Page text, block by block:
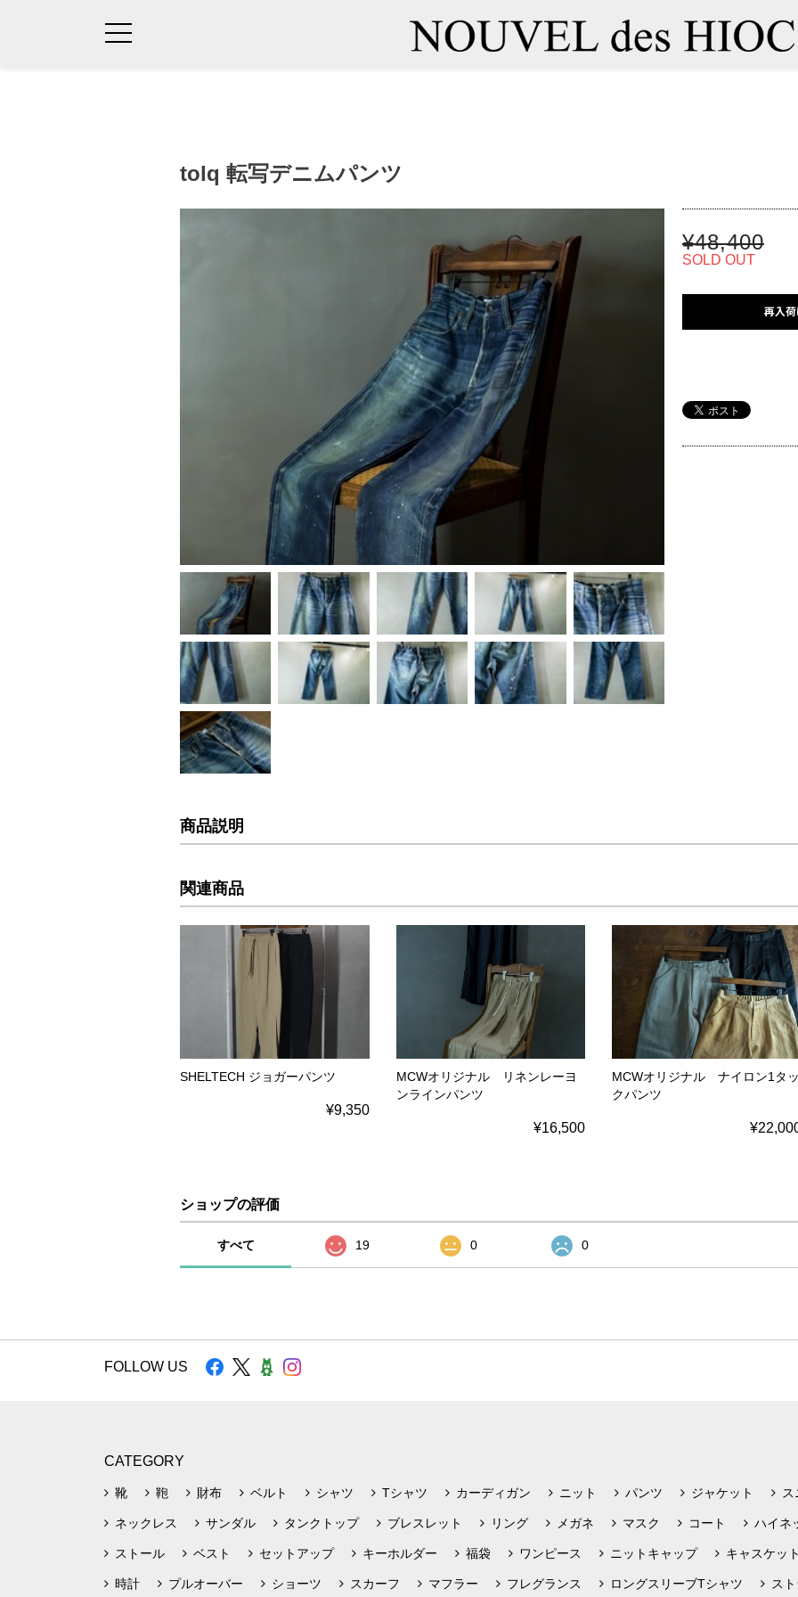
tolq 転写デニムパンツ
¥48,400
SOLD OUT
再入
商品説明
関連商品
SHELTECH ジョガーパンツ
¥9,350
MCWオリジナル リネンレーヨ
ンラインパンツ
¥16,500
MCWオリジナル ナイロン1タ
クパンツ
ショップの評価
すべて 19 0 0
FOLLOW US
CATEGORY
靴 鞄 財布 ベルト シャツ Tシャツ カーディガン ニット パンツ ジャケット
ネックレス サンダル タンクトップ ブレスレット リング メガネ マスク コート ハイネ
ストール ベスト セットアップ キーホルダー 福袋 ワンピース ニットキャップ キャスケッ
時計 プルオーバー ショーツ スカーフ マフラー フレグランス ロングスリーブTシャツ ス